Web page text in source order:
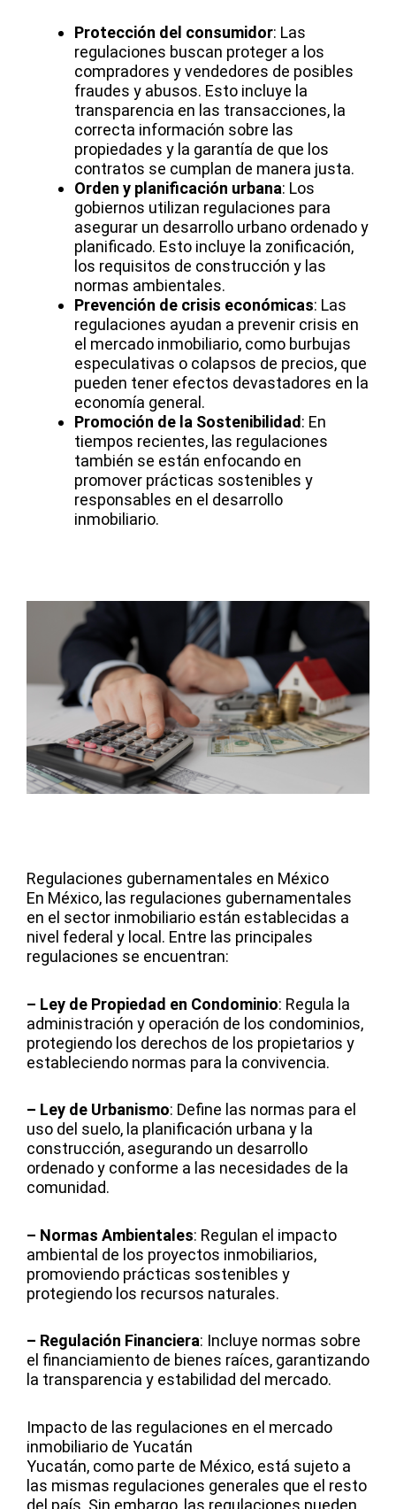
Protección del consumidor: Las
regulaciones buscan proteger a los
compradores y vendedores de posibles
fraudes y abusos. Esto incluye la
transparencia en las transacciones, la
correcta información sobre las
propiedades y la garantía de que los
contratos se cumplan de manera justa.
Orden y planificación urbana: Los
gobiernos utilizan regulaciones para
asegurar un desarrollo urbano ordenado y
planificado. Esto incluye la zonificación,
los requisitos de construcción y las
normas ambientales.
Prevención de crisis económicas: Las
regulaciones ayudan a prevenir crisis en
el mercado inmobiliario, como burbujas
especulativas o colapsos de precios, que
pueden tener efectos devastadores en la
economía general.
Promoción de la Sostenibilidad: En
tiempos recientes, las regulaciones
también se están enfocando en
promover prácticas sostenibles y
responsables en el desarrollo
inmobiliario.
Regulaciones gubernamentales en México
En México, las regulaciones gubernamentales
en el sector inmobiliario están establecidas a
nivel federal y local. Entre las principales
regulaciones se encuentran:
– Ley de Propiedad en Condominio: Regula la
administración y operación de los condominios,
protegiendo los derechos de los propietarios y
estableciendo normas para la convivencia.
– Ley de Urbanismo: Define las normas para el
uso del suelo, la planificación urbana y la
construcción, asegurando un desarrollo
ordenado y conforme a las necesidades de la
comunidad.
– Normas Ambientales: Regulan el impacto
ambiental de los proyectos inmobiliarios,
promoviendo prácticas sostenibles y
protegiendo los recursos naturales.
– Regulación Financiera: Incluye normas sobre
el financiamiento de bienes raíces, garantizando
la transparencia y estabilidad del mercado.
Impacto de las regulaciones en el mercado
inmobiliario de Yucatán
Yucatán, como parte de México, está sujeto a
las mismas regulaciones generales que el resto
del país. Sin embargo, las regulaciones pueden